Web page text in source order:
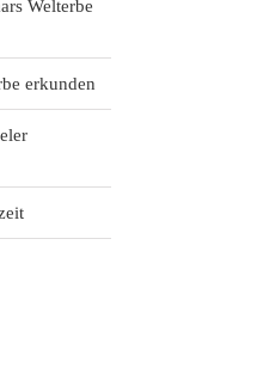
Welterbe
erkunden